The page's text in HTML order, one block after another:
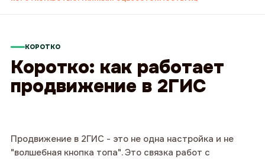
КОРОТКО
Коротко: как работает
продвижение в 2ГИС
Продвижение в 2ГИС - это не одна настройка и не
"волшебная кнопка топа". Это связка работ с